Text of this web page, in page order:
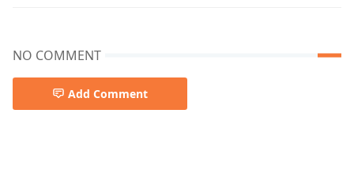
NO COMMENT
Add Comment